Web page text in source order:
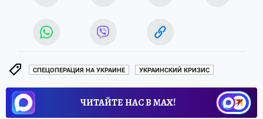
СПЕЦОПЕРАЦИЯ НА УКРАИНЕ УКРАИНСКИЙ КРИЗИС
ЧИТАЙТЕ НАС В МАХ!